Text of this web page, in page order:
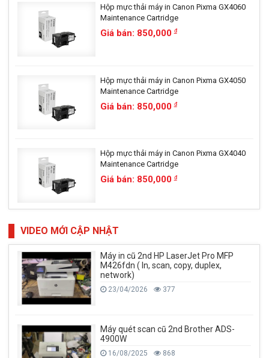
Hộp mực thải máy in Canon Pixma GX4060
Maintenance Cartridge
Giá bán: 850,000đ
Hộp mực thải máy in Canon Pixma GX4050
Maintenance Cartridge
Giá bán: 850,000đ
Hộp mực thải máy in Canon Pixma GX4040
Maintenance Cartridge
Giá bán: 850,000đ
VIDEO MỚI CẬP NHẬT
Máy in cũ 2nd HP LaserJet Pro MFP
M426fdn ( In, scan, copy, duplex,
network)
23/04/2026 377
Máy quét scan cũ 2nd Brother ADS-
4900W
16/08/2025 868